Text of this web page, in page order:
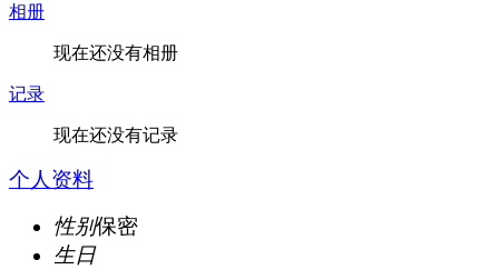
相册
现在还没有相册
记录
现在还没有记录
个人资料
性别保密
生日